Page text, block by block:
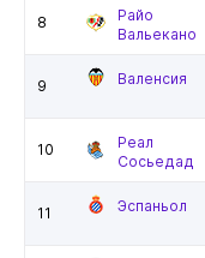
8
Райо
Вальекано
9 Валенсия
10
Реал
Сосьедад
11 Эспаньол